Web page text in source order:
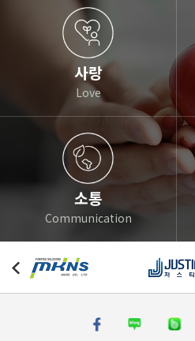
사랑
Love
소통
Communication